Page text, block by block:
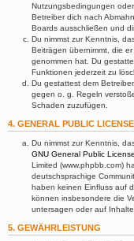
Nutzungsbedingungen
Betreiber dich nach
Boards ausschließen und
Du nimmst zur Kenntnis,
Beiträgen übernimmt, die
genommen hat. Du
Funktionen jederzeit zu
Du gestattest dem
gegen o. g. Regeln
Schaden zuzufügen.
4. GENERAL PUBLIC LICENSE
Du nimmst zur Kenntnis,
GNU General Public
Limited (www.phpbb.com)
deutschsprachige
haben keinen Einfluss auf
können insbesondere die
untersagen oder auf
5. GEWÄHRLEISTUNG